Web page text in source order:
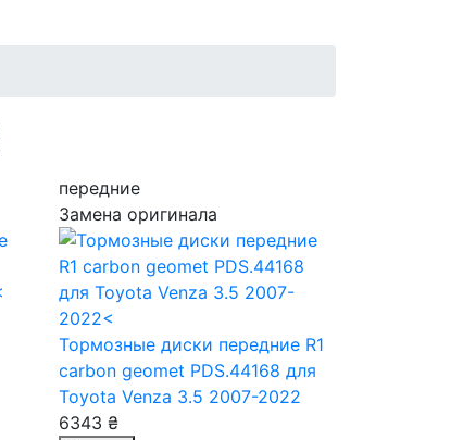
передние
Замена оригинала
Тормозные диски передние R1
carbon geomet PDS.44168 для
Toyota Venza 3.5 2007-2022
6343 ₴